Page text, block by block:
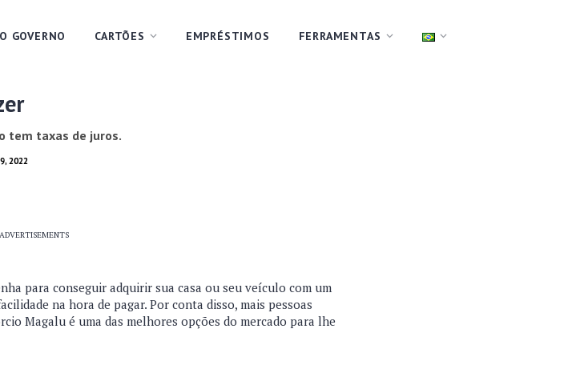
GOVERNO CARTÕES EMPRÉSTIMOS FERRAMENTAS
tem taxas de juros.
2022
ADVERTISEMENTS
para conseguir adquirir sua casa ou seu veículo com um
na hora de pagar. Por conta disso, mais pessoas
Magalu é uma das melhores opções do mercado para lhe